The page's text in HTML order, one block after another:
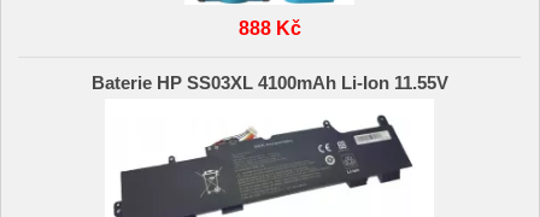
888 Kč
Baterie HP SS03XL 4100mAh Li-Ion 11.55V